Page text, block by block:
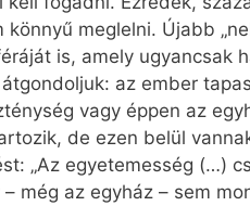
meglelni. Újabb
is, amely ugyancsak
az ember
vagy éppen az
de ezen belül
„Az egyetemesség (…)
még az egyház – sem